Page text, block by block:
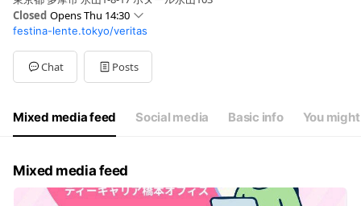
Closed Opens Thu 14:30
Sun12:30 - 17:30
Mon14:30 - 19:30
Tue14:30 - 19:30
Wed14:30 - 19:30
Fri14:30 - 19:30
Sat12:30 - 17:30
祝日営業時間：12:30〜17:30
festina-lente.tokyo/veritas
Chat Posts
Mixed media feed Social media Basic info You
Mixed media feed